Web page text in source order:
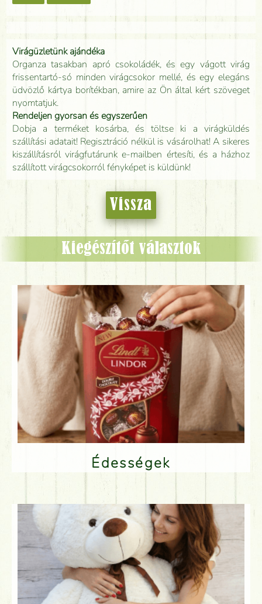
Virágüzletünk ajándéka
Organza tasakban apró csokoládék, és egy vágott virág
frissentartó-só minden virágcsokor mellé, és egy elegáns
üdvözlő kártya borítékban, amire az Ön által kért szöveget
nyomtatjuk.
Rendeljen gyorsan és egyszerűen
Dobja a terméket kosárba, és töltse ki a virágküldés
szállítási adatait! Regisztráció nélkül is vásárolhat! A sikeres
kiszállításról virágfutárunk e-mailben értesíti, és a házhoz
szállított virágcsokorról fényképet is küldünk!
Vissza
Kiegészítőt választok
Édességek